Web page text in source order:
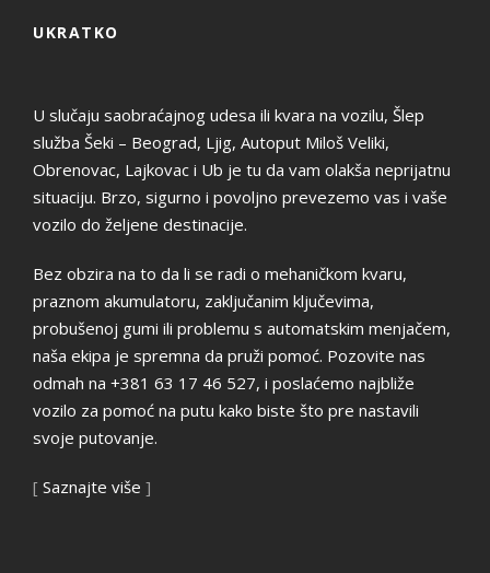
UKRATKO
U slučaju saobraćajnog udesa ili kvara na vozilu, Šlep
služba Šeki – Beograd, Ljig, Autoput Miloš Veliki,
Obrenovac, Lajkovac i Ub je tu da vam olakša neprijatnu
situaciju. Brzo, sigurno i povoljno prevezemo vas i vaše
vozilo do željene destinacije.
Bez obzira na to da li se radi o mehaničkom kvaru,
praznom akumulatoru, zaključanim ključevima,
probušenoj gumi ili problemu s automatskim menjačem,
naša ekipa je spremna da pruži pomoć. Pozovite nas
odmah na +381 63 17 46 527, i poslaćemo najbliže
vozilo za pomoć na putu kako biste što pre nastavili
svoje putovanje.
[ Saznajte više ]